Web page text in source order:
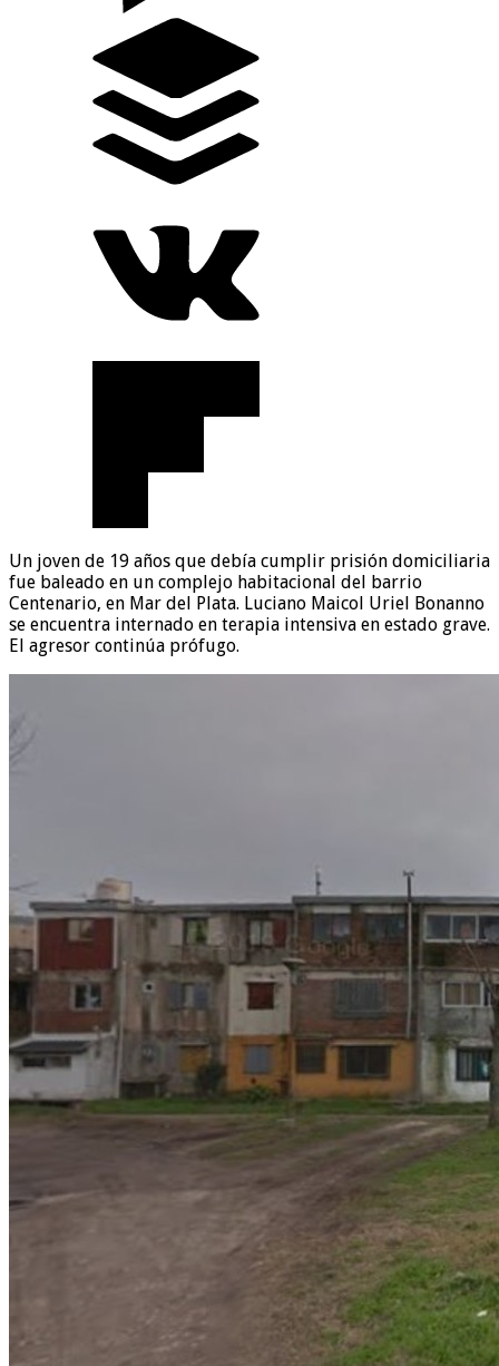
Un joven de 19 años que debía cumplir prisión domiciliaria
fue baleado en un complejo habitacional del barrio
Centenario, en Mar del Plata. Luciano Maicol Uriel Bonanno
se encuentra internado en terapia intensiva en estado grave.
El agresor continúa prófugo.